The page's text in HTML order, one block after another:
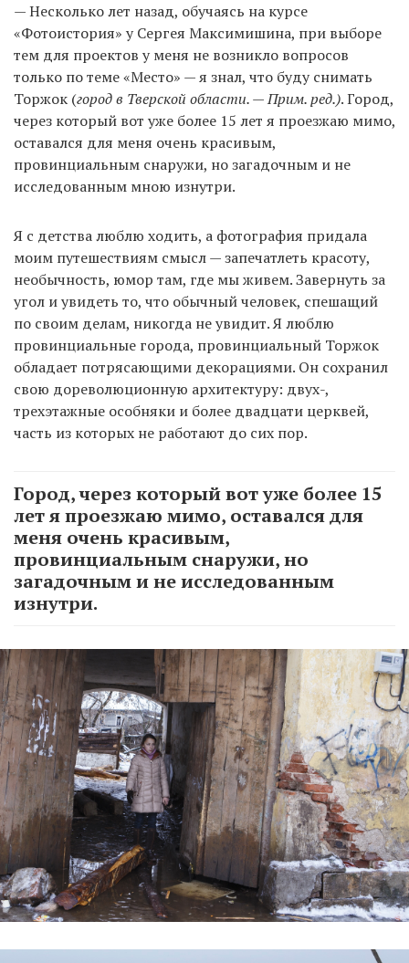
— Несколько лет назад, обучаясь на курсе
«Фотоистория» у Сергея Максимишина, при выборе
тем для проектов у меня не возникло вопросов
только по теме «Место» — я знал, что буду снимать
Торжок (город в Тверской области. — Прим. ред.). Город,
через который вот уже более 15 лет я проезжаю мимо,
оставался для меня очень красивым,
провинциальным снаружи, но загадочным и не
исследованным мною изнутри.
Я с детства люблю ходить, а фотография придала
моим путешествиям смысл — запечатлеть красоту,
необычность, юмор там, где мы живем. Завернуть за
угол и увидеть то, что обычный человек, спешащий
по своим делам, никогда не увидит. Я люблю
провинциальные города, провинциальный Торжок
обладает потрясающими декорациями. Он сохранил
свою дореволюционную архитектуру: двух-,
трехэтажные особняки и более двадцати церквей,
часть из которых не работают до сих пор.
Город, через который вот уже более 15
лет я проезжаю мимо, оставался для
меня очень красивым,
провинциальным снаружи, но
загадочным и не исследованным
изнутри.